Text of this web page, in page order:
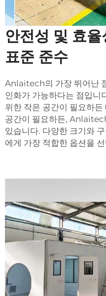
안전성 및 효
표준 준수
Anlaitech의 가장 뛰어난
인화가 가능하다는 점입니
위한 작은 공간이 필요하
공간이 필요하든,
있습니다. 다양한 크기와
에게 가장 적합한 옵션을